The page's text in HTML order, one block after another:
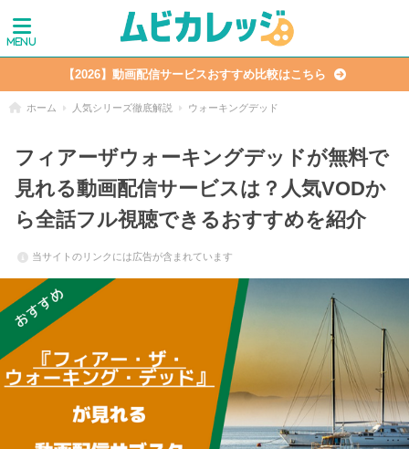
【2026】動画配信サービスおすすめ比較はこちら
ホーム 人気シリーズ徹底解説 ウォーキングデッド
フィアーザウォーキングデッドが無料で
見れる動画配信サービスは？人気VODか
ら全話フル視聴できるおすすめを紹介
当サイトのリンクには広告が含まれています